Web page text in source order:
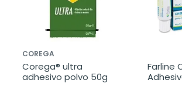
COREGA
Corega® ultra
adhesivo polvo 50g
Farline